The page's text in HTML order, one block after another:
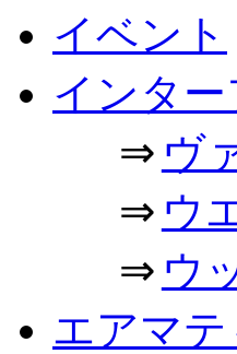
イベント
インター
⇒ ヴ
⇒ ウ
⇒ ウ
エアマテ